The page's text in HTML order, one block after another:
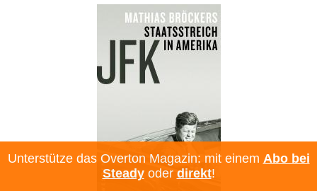
Gemini liegt da falsch. Wenn man Grok die gleiche Frage stellt wird dies
vor 1 Stunde zu:
Oh mein Gott! Wir haben Sommer mit einer ganz besonders ausgeprägten
Wärmephase, so wie es…
Als Ergänzung noch was: Die üblichen Betroffenen melden sich auch zu
vor 6 Stunden zu:
Unterstütze das Overton Magazin: mit einem Abo bei
Steadyoder direkt!